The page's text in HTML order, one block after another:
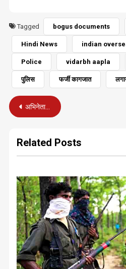
Tagged bogus documents
Hindi News indian
Police vidarbh aapla
पुलिस फर्जी कागजात
Post
अभिनेता आमिर खान ने वाटर कप स्पर्द्धा में शामिल राणवाड़ी गांव में किया श्रमदान
Related Posts